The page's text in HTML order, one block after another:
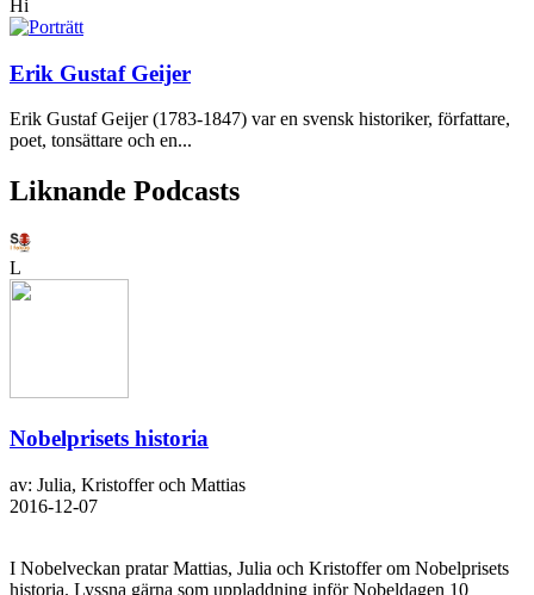
Hi
Erik Gustaf Geijer
Erik Gustaf Geijer (1783-1847) var en svensk historiker, författare,
poet, tonsättare och en...
Liknande Podcasts
L
Nobelprisets historia
av: Julia, Kristoffer och Mattias
2016-12-07
I Nobelveckan pratar Mattias, Julia och Kristoffer om Nobelprisets
historia. Lyssna gärna som uppladdning inför Nobeldagen 10